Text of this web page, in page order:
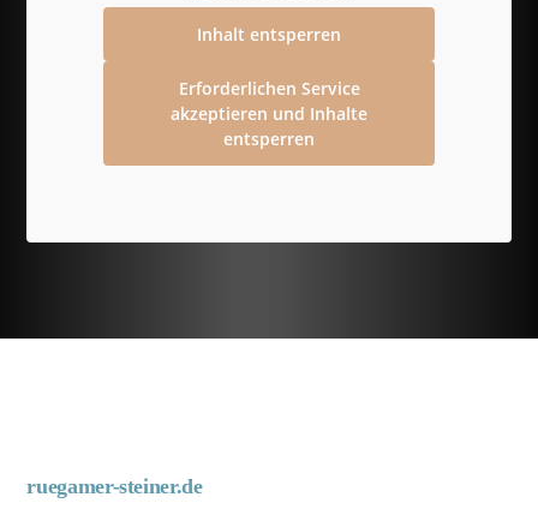
Inhalt entsperren
Erforderlichen Service
akzeptieren und Inhalte
entsperren
ruegamer-steiner.de